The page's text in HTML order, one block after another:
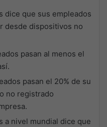
dice que sus empleados
desde dispositivos no
pasan al menos el
pasan el 20% de su
no registrado
a nivel mundial dice que